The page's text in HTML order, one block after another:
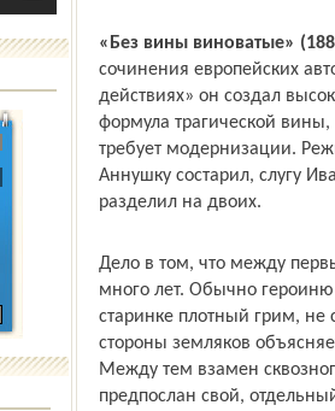
«Без вины виноватые»
сочинения европейских
действиях» он создал
формула трагической вины,
требует модернизации.
Аннушку состарил, слугу
разделил на двоих.
Дело в том, что между
много лет. Обычно героиню
старинке плотный грим, не
стороны земляков
Между тем взамен
предпослан свой,